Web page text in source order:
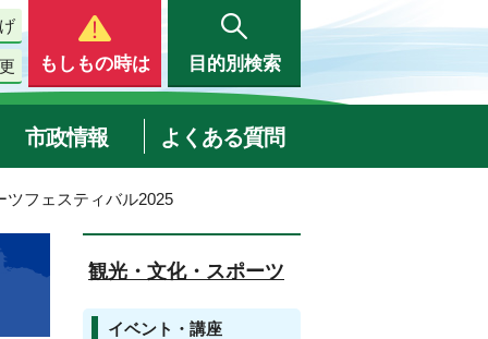
もしもの時は 目的別検索
市政情報 よくある質問
フェスティバル2025
観光・文化・スポーツ
イベント・講座